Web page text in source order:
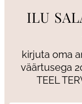
ILU
kirjuta oma
väärtusega
TEEL